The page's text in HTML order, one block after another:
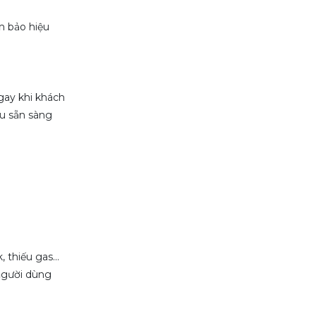
bảo hiệu
khi khách
sẵn sàng
thiếu gas...
dùng